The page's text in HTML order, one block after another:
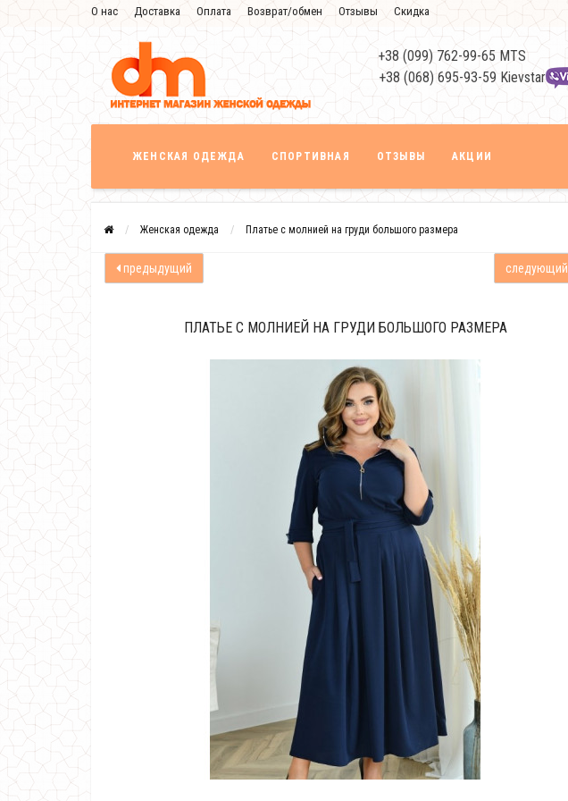
О нас Доставка Оплата Возврат/обмен Отзывы Скидка
+38 (099) 762-99-65 MTS
+38 (068) 695-93-59 Kievstar
ЖЕНСКАЯ ОДЕЖДА СПОРТИВНАЯ ОТЗЫВЫ АКЦИИ
Женская одежда Платье с молнией на груди большого размера
предыдущий следующий
ПЛАТЬЕ С МОЛНИЕЙ НА ГРУДИ БОЛЬШОГО РАЗМЕРА